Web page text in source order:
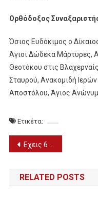
Ορθόδοξος
Όσιος Ευδόκιμος ο
Άγιοι Δώδεκα Μάρτυρες,
Θεοτόκου στις
Σταυρού, Ανακομιδή
Αποστόλου, Άγιος
Ετικέτα:
Πλοήγηση
άρθρων
Εχεις 6 λόγους να υιοθετήσεις ένα αδέσποτο ζώο
RELATED POSTS